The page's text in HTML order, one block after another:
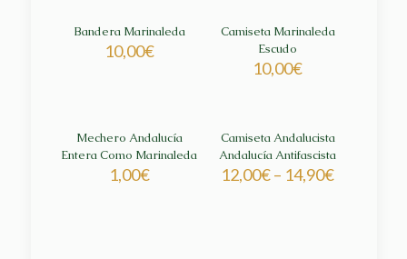
Bandera Marinaleda
10,00€
Camiseta Marinaleda
Escudo
10,00€
Mechero Andalucía
Entera Como Marinaleda
1,00€
Camiseta Andalucista
Andalucía Antifascista
12,00€– 14,90€